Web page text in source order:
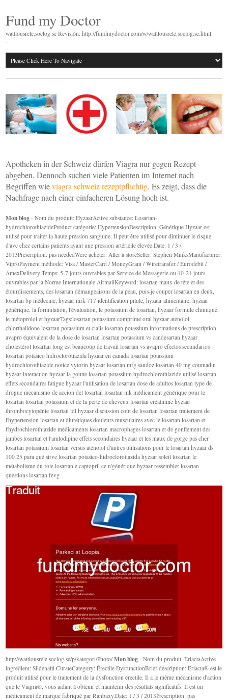
Fund my Doctor
wattlousrele.soclog.se Revisión: http://fundmydoctor.com/w/wattlousrele.soclog.se.html
-
Apotheken in der Schweiz dürfen Viagra nur gegen Rezept
abgeben. Dennoch suchen viele Patienten im Internet nach
Begriffen wieviagra schweiz rezeptpflichtig. Es zeigt, dass die
Nachfrage nach einer einfacheren Lösung hoch ist.
Mon blog - Nom du produit: HyzaarActive substance: Losartan-
hydrochlorothiazideProduct catégorie: HypertensionDescription: Générique Hyzaar est
utilisé pour traiter la haute pression sanguine. Il peut être utilisé pour diminuer le risque
d'avc chez certains patients ayant une pression artérielle élevée.Date: 1 / 3 /
2013Prescription: pas neededWere acheter: Aller à storeSeller: Stephen MinksManufacturer:
ViproPayment méthode: Visa / MasterCard / MoneyGram / Wiretransfer / Eurodebit /
AmexDelivery Temps: 5-7 jours ouvrables par Service de Messagerie ou 10-21 jours
ouvrables par la Norme Internationale AirmailKeyword: losartan maux de tête et des
étourdissements, des losartan démangeaisons de la peau, puis-je couper losartan en deux,
losartan bp médecine, hyzaar mrk 717 identification pilule, hyzaar alimentaire, hyzaar
générique, la formulation, l'évaluation, le potassium de losartan, hyzaar formule chimique,
le métoprolol et hyzaarTags:losartan potassium comprimé oral hyzaar atenolol
chlorthalidone losartan potassium et cialis losartan potassium informations de prescription
avapro équivalent de la dose de losartan losartan potassium vs candesartan hyzaar
cholestérol losartan long est beaucoup de travail losartan vs avapro efectos secundarios
losartan potasico hidroclorotiazida hyzaar en canada losartan potassium
hydrochlorothiazide notice vytorin hyzaar losartan mfg sandoz losartan 40 mg coumadin
hyzaar interaction hyzaar la goutte losartan potassium hydrochlorothiazide utilisé losartan
effets secondaires fatigue hyzaar l'utilisation de losartan dose de adultos losartan type de
drogue mecanismo de accion del losartan losartan mk médicament générique pour le
losartan losartan potassium et de la perte de cheveux losartan créatinine hyzaar
thrombocytopénie losartan ldl hyzaar discussion coût de losartan losartan traitement de
l'hypertension losartan et diurétiques douleurs musculaires avec le losartan losartan et
l'hydrochlorothiazide médicaments losartan macrophages losartan et de gonflement des
jambes losartan et l'amlodipine effets secondaires hyzaar et les maux de gorge pas cher
losartan potassium losartan versus aténolol d'autres utilisations pour le losartan hyzaar ds
100 25 para qué sirve losartan potasico-hidroclorotiazida hyzaar soleil losartan le
métabolisme du foie losartan e captopril ce n'générique hyzaar ressembler losartan
questions losartan fevg
http://wattlousrele.soclog.se/p/kategori/Photo/Mon blog - Nom du produit: EriactaActive
ingrédient: Sildenafil CitrateCategory: Érectile DysfunctionBrief description: Eriacta® est le
produit utilisé pour le traitement de la dysfonction érectile. Il a le même mécanisme d'action
que le Viagra®, vous aidant à obtenir et maintenir des résultats significatifs. Il est un
médicament de marque fabriqué par Ranbaxy.Date: 1 / 3 / 2013Prescription: pas